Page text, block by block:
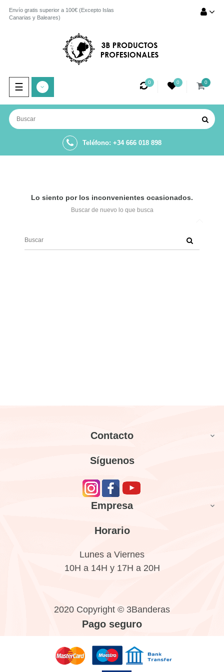
Envío gratis superior a 100€ (Excepto Islas
Canarias y Baleares)
Navegación
de
palanca
☰ 0 0 0
Teléfono: +34 666 018 898
Lo siento por los inconvenientes ocasionados.
Buscar de nuevo lo que busca
Contacto 
Síguenos
Empresa 
Horario
Lunes a Viernes
10H a 14H y 17H a 20H
2020 Copyright © 3Banderas
Pago seguro